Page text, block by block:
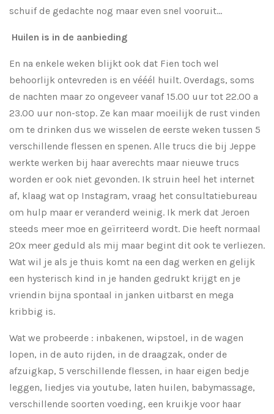
schuif de gedachte nog maar even snel vooruit...
Huilen is in de aanbieding
En na enkele weken blijkt ook dat Fien toch wel
behoorlijk ontevreden is en vééél huilt. Overdags, soms
de nachten maar zo ongeveer vanaf 15.00 uur tot 22.00 a
23.00 uur non-stop. Ze kan maar moeilijk de rust vinden
om te drinken dus we wisselen de eerste weken tussen 5
verschillende flessen en spenen. Alle trucs die bij Jeppe
werkte werken bij haar averechts maar nieuwe trucs
worden er ook niet gevonden. Ik struin heel het internet
af, klaag wat op Instagram, vraag het consultatiebureau
om hulp maar er veranderd weinig. Ik merk dat Jeroen
steeds meer moe en geïrriteerd wordt. Die heeft normaal
20x meer geduld als mij maar begint dit ook te verliezen.
Wat wil je als je thuis komt na een dag werken en gelijk
een hysterisch kind in je handen gedrukt krijgt en je
vriendin bijna spontaal in janken uitbarst en mega
kribbig is.
Wat we probeerde : inbakenen, wipstoel, in de wagen
lopen, in de auto rijden, in de draagzak, onder de
afzuigkap, 5 verschillende flessen, in haar eigen bedje
leggen, liedjes via youtube, laten huilen, babymassage,
verschillende soorten voeding, een kruikje voor haar